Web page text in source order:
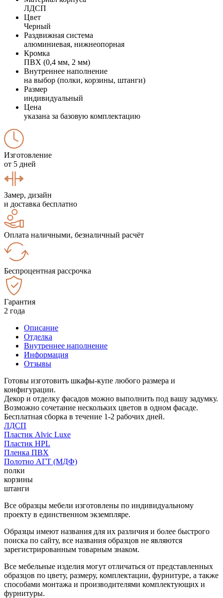
ЛДСП
Цвет
Черный
Раздвижная система
алюминиевая, нижнеопорная
Кромка
ПВХ (0,4 мм, 2 мм)
Внутреннее наполнение
на выбор (полки, корзины, штанги)
Размер
индивидуальный
Цена
указана за базовую комплектацию
Изготовление
от 5 дней
Замер, дизайн
и доставка бесплатно
Оплата наличными, безналичный расчёт
Беспроцентная рассрочка
Гарантия
2 года
Описание
Отделка
Внутреннее наполнение
Информация
Отзывы
Готовы изготовить шкафы-купе любого размера и
конфигурации.
Декор и отделку фасадов можно выполнить под вашу задумку.
Возможно сочетание нескольких цветов в одном фасаде.
Бесплатная сборка в течение 1-2 рабочих дней.
ЛДСП
Пластик Alvic Luxe
Пластик HPL
Пленка ПВХ
Полотно АГТ (МДФ)
полки
корзины
штанги
Все образцы мебели изготовлены по индивидуальному
проекту в единственном экземпляре.
Образцы имеют названия для их различия и более быстрого
поиска по сайту, все названия образцов не являются
зарегистрированным товарным знаком.
Все мебельные изделия могут отличаться от представленных
образцов по цвету, размеру, комплектации, фурнитуре, а также
способами монтажа и производителями комплектующих и
фурнитуры.